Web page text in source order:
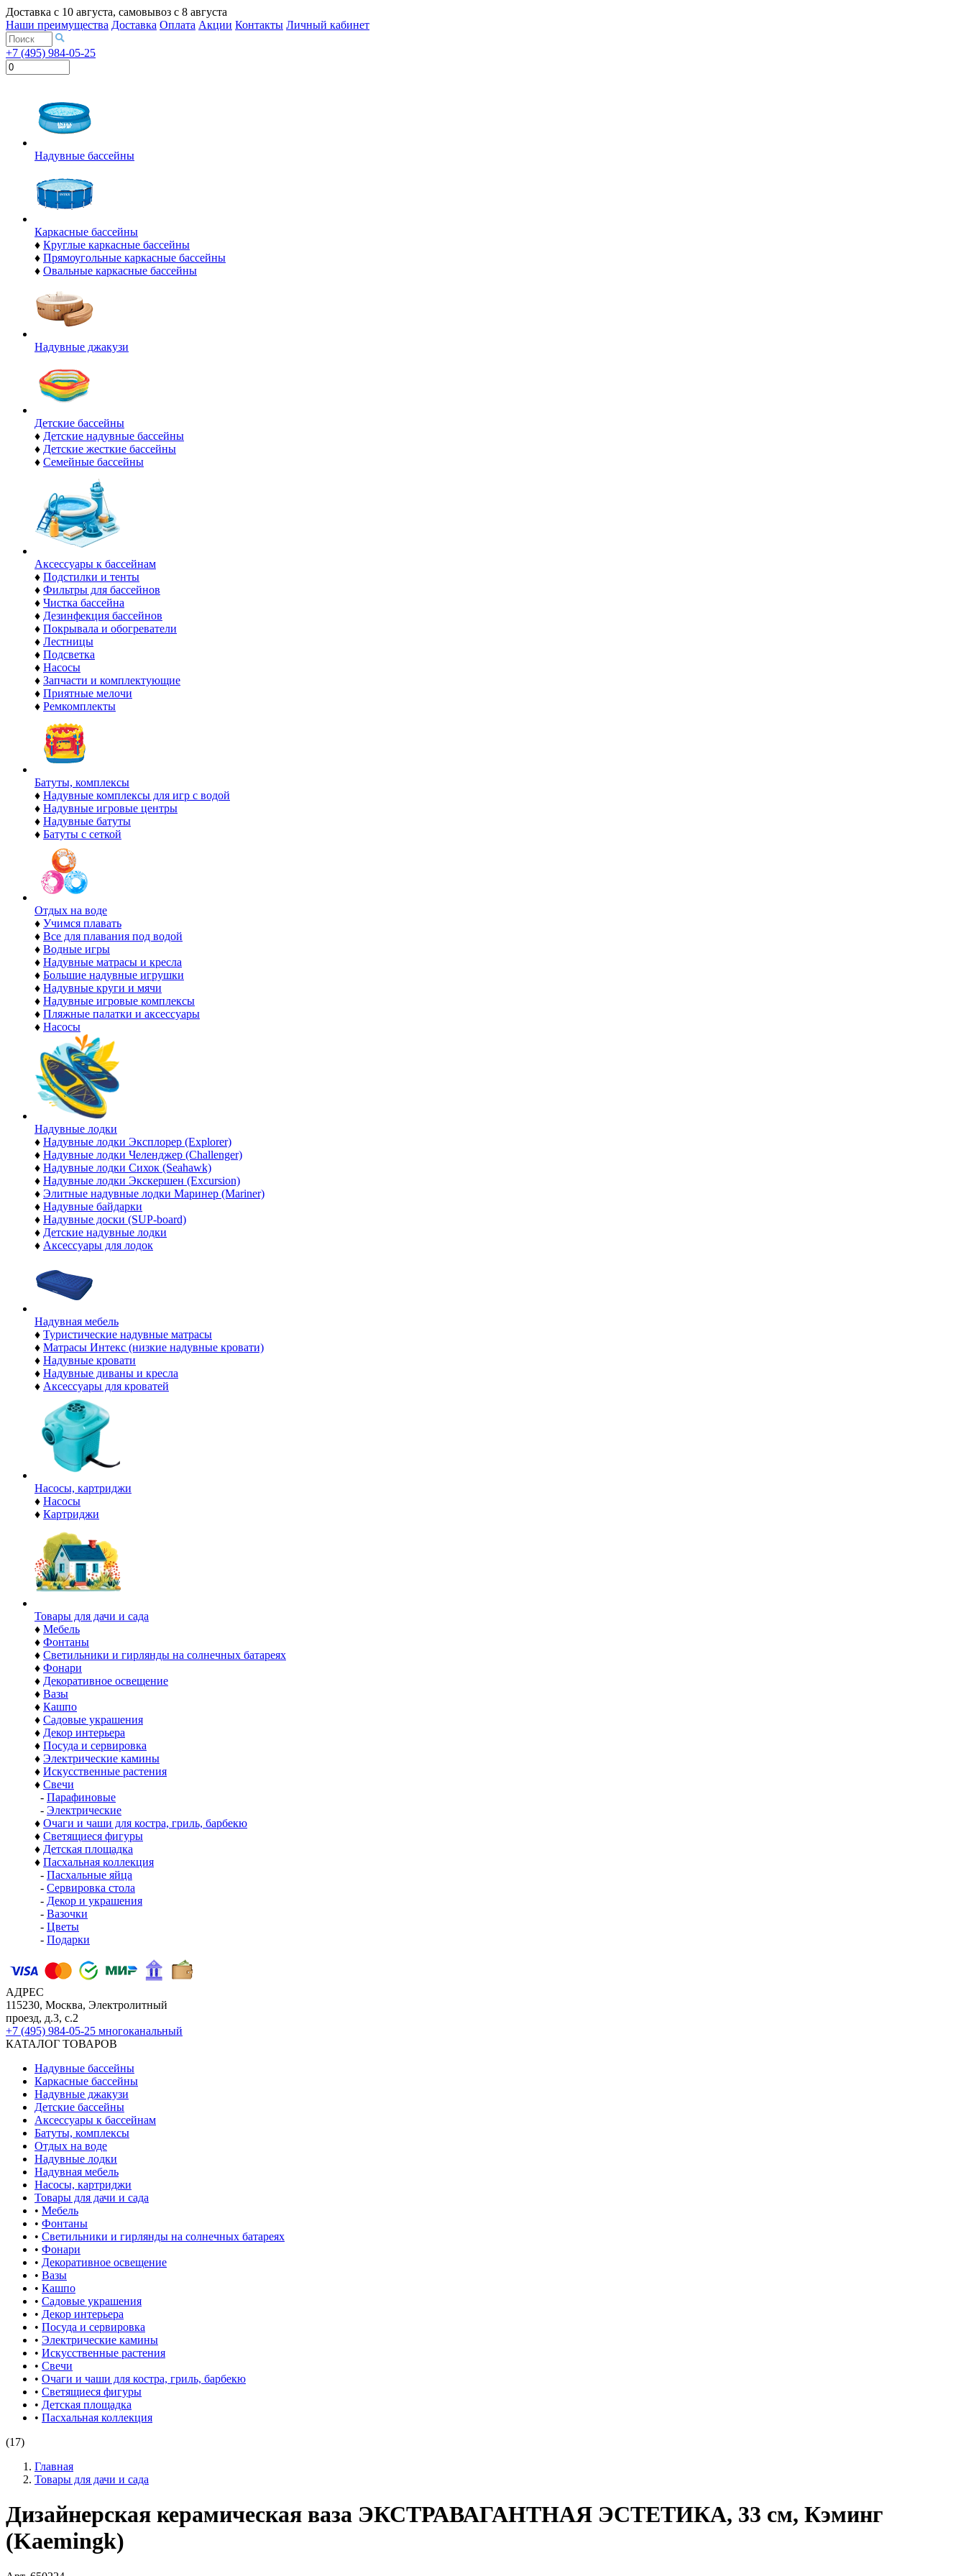
Доставка с 10 августа, самовывоз с 8 августа
Наши преимущества Доставка Оплата Акции Контакты Личный кабинет
+7 (495) 984-05-25
Надувные бассейны
Каркасные бассейны
♦ Круглые каркасные бассейны
♦ Прямоугольные каркасные бассейны
♦ Овальные каркасные бассейны
Надувные джакузи
Детские бассейны
♦ Детские надувные бассейны
♦ Детские жесткие бассейны
♦ Семейные бассейны
Аксессуары к бассейнам
♦ Подстилки и тенты
♦ Фильтры для бассейнов
♦ Чистка бассейна
♦ Дезинфекция бассейнов
♦ Покрывала и обогреватели
♦ Лестницы
♦ Подсветка
♦ Насосы
♦ Запчасти и комплектующие
♦ Приятные мелочи
♦ Ремкомплекты
Батуты, комплексы
♦ Надувные комплексы для игр с водой
♦ Надувные игровые центры
♦ Надувные батуты
♦ Батуты с сеткой
Отдых на воде
♦ Учимся плавать
♦ Все для плавания под водой
♦ Водные игры
♦ Надувные матрасы и кресла
♦ Большие надувные игрушки
♦ Надувные круги и мячи
♦ Надувные игровые комплексы
♦ Пляжные палатки и аксессуары
♦ Насосы
Надувные лодки
♦ Надувные лодки Эксплорер (Explorer)
♦ Надувные лодки Челенджер (Challenger)
♦ Надувные лодки Сихок (Seahawk)
♦ Надувные лодки Экскершен (Excursion)
♦ Элитные надувные лодки Маринер (Mariner)
♦ Надувные байдарки
♦ Надувные доски (SUP-board)
♦ Детские надувные лодки
♦ Аксессуары для лодок
Надувная мебель
♦ Туристические надувные матрасы
♦ Матрасы Интекс (низкие надувные кровати)
♦ Надувные кровати
♦ Надувные диваны и кресла
♦ Аксессуары для кроватей
Насосы, картриджи
♦ Насосы
♦ Картриджи
Товары для дачи и сада
♦ Мебель
♦ Фонтаны
♦ Светильники и гирлянды на солнечных батареях
♦ Фонари
♦ Декоративное освещение
♦ Вазы
♦ Кашпо
♦ Садовые украшения
♦ Декор интерьера
♦ Посуда и сервировка
♦ Электрические камины
♦ Искусственные растения
♦ Свечи
- Парафиновые
- Электрические
♦ Очаги и чаши для костра, гриль, барбекю
♦ Светящиеся фигуры
♦ Детская площадка
♦ Пасхальная коллекция
- Пасхальные яйца
- Сервировка стола
- Декор и украшения
- Вазочки
- Цветы
- Подарки
АДРЕС
115230, Москва, Электролитный
проезд, д.3, с.2
+7 (495) 984-05-25 многоканальный
КАТАЛОГ ТОВАРОВ
Надувные бассейны
Каркасные бассейны
Надувные джакузи
Детские бассейны
Аксессуары к бассейнам
Батуты, комплексы
Отдых на воде
Надувные лодки
Надувная мебель
Насосы, картриджи
Товары для дачи и сада
• Мебель
• Фонтаны
• Светильники и гирлянды на солнечных батареях
• Фонари
• Декоративное освещение
• Вазы
• Кашпо
• Садовые украшения
• Декор интерьера
• Посуда и сервировка
• Электрические камины
• Искусственные растения
• Свечи
• Очаги и чаши для костра, гриль, барбекю
• Светящиеся фигуры
• Детская площадка
• Пасхальная коллекция
(17)
Главная
Товары для дачи и сада
Дизайнерская керамическая ваза ЭКСТРАВАГАНТНАЯ ЭСТЕТИКА, 33 см, Кэминг
(Kaemingk)